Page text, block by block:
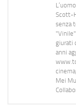
Scott-
senza
giurati
anni
Mei